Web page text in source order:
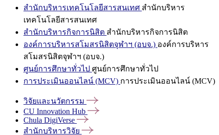
สำนักบริหารเทคโนโลยีสารสนเทศ สำนักบริหาร
เทคโนโลยีสารสนเทศ
สำนักบริหารกิจการนิสิต สำนักบริหารกิจการนิสิต
องค์การบริหารสโมสรนิสิตจุฬาฯ (อบจ.) องค์การบริหาร
สโมสรนิสิตจุฬาฯ (อบจ.)
ศูนย์การศึกษาทั่วไป ศูนย์การศึกษาทั่วไป
การประเมินออนไลน์ (MCV) การประเมินออนไลน์ (MCV)
วิจัยและนวัตกรรม
CU Innovation Hub
Chula DigiVerse
สำนักบริหารวิจัย